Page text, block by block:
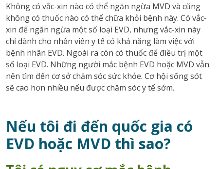
Không có vắc-xin nào có thể ngăn ngừa MVD và cũng
không có thuốc nào có thể chữa khỏi bệnh này. Có vắc-
xin để ngăn ngừa một số loại EVD, nhưng vắc-xin này
chỉ dành cho nhân viên y tế có khả năng làm việc với
bệnh nhân EVD. Ngoài ra còn có thuốc để điều trị một
số loại EVD. Những người mắc bệnh EVD hoặc MVD vẫn
nên tìm đến cơ sở chăm sóc sức khỏe. Cơ hội sống sót
sẽ cao hơn nhiều nếu được chăm sóc y tế sớm.
Nếu tôi đi đến quốc gia có
EVD hoặc MVD thì sao?